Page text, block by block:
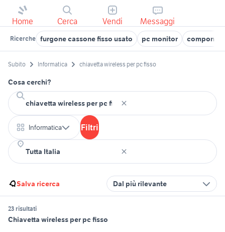
Home Cerca Vendi Messaggi
Ricerche furgone cassone fisso usato pc monitor
Subito Informatica chiavetta wireless per pc fisso
Cosa cerchi?
Informatica Filtri
Salva ricerca Dal più rilevante
23 risultati
Chiavetta wireless per pc fisso